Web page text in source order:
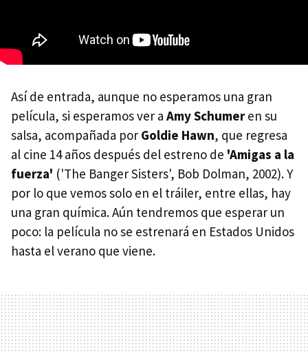
Así de entrada, aunque no esperamos una gran
película, si esperamos ver a Amy Schumeren su
salsa, acompañada por Goldie Hawn, que regresa
al cine 14 años después del estreno de 'Amigas a la
fuerza' ('The Banger Sisters', Bob Dolman, 2002). Y
por lo que vemos solo en el tráiler, entre ellas, hay
una gran química. Aún tendremos que esperar un
poco: la película no se estrenará en Estados Unidos
hasta el verano que viene.